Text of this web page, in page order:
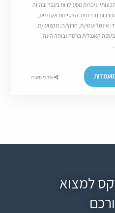
ניכרות מפעילויות בעבר ובהווה
חברתית, הצטיינות אקדמית,
אינטליגנטי/ת, חרוץ/ה, מקצועי/ת,
האנגלית ברמה גבוהה הינה
שיתוף משרה
למצוא